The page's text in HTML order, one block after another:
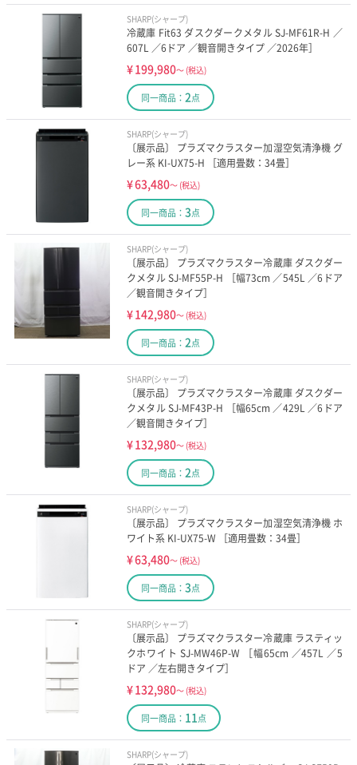
SHARP(シャープ)
冷蔵庫 Fit63 ダスクダークメタル SJ-MF61R-H ／
607L ／6ドア ／観音開きタイプ ／2026年］
¥199,980～ (税込)
同一商品： 2点
SHARP(シャープ)
〔展示品〕 プラズマクラスター加湿空気清浄機 グ
レー系 KI-UX75-H ［適用畳数：34畳］
¥63,480～ (税込)
同一商品： 3点
SHARP(シャープ)
〔展示品〕 プラズマクラスター冷蔵庫 ダスクダー
クメタル SJ-MF55P-H ［幅73cm ／545L ／6ドア
／観音開きタイプ］
¥142,980～ (税込)
同一商品： 2点
SHARP(シャープ)
〔展示品〕 プラズマクラスター冷蔵庫 ダスクダー
クメタル SJ-MF43P-H ［幅65cm ／429L ／6ドア
／観音開きタイプ］
¥132,980～ (税込)
同一商品： 2点
SHARP(シャープ)
〔展示品〕 プラズマクラスター加湿空気清浄機 ホ
ワイト系 KI-UX75-W ［適用畳数：34畳］
¥63,480～ (税込)
同一商品： 3点
SHARP(シャープ)
〔展示品〕 プラズマクラスター冷蔵庫 ラスティッ
クホワイト SJ-MW46P-W ［幅65cm ／457L ／5
ドア ／左右開きタイプ］
¥132,980～ (税込)
同一商品： 11点
SHARP(シャープ)